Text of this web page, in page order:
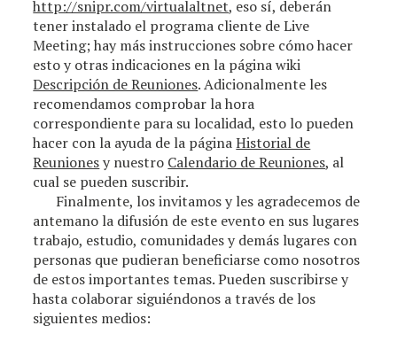
http://snipr.com/virtualaltnet, eso sí, deberán
tener instalado el programa cliente de Live
Meeting; hay más instrucciones sobre cómo hacer
esto y otras indicaciones en la página wiki
Descripción de Reuniones. Adicionalmente les
recomendamos comprobar la hora
correspondiente para su localidad, esto lo pueden
hacer con la ayuda de la páginaHistorial de
Reunionesy nuestro Calendario de Reuniones, al
cual se pueden suscribir.
Finalmente, los invitamos y les agradecemos de
antemano la difusión de este evento en sus lugares
trabajo, estudio, comunidades y demás lugares con
personas que pudieran beneficiarse como nosotros
de estos importantes temas. Pueden suscribirse y
hasta colaborar siguiéndonos a través de los
siguientes medios: